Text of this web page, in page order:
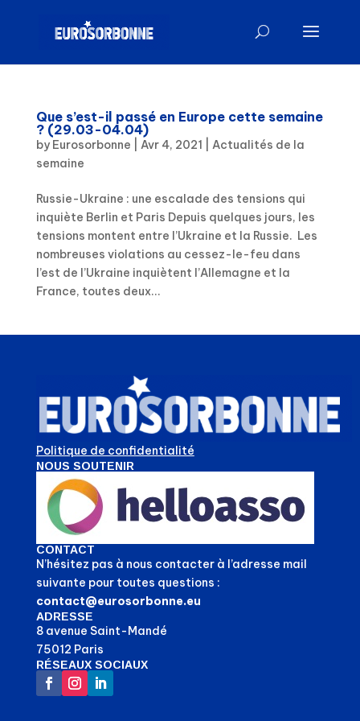
Que s’est-il passé en Europe cette semaine
? (29.03-04.04)
by Eurosorbonne Avr 4, 2021
Actualités de la
semaine
Russie-Ukraine : une escalade des tensions qui
inquiète Berlin et Paris Depuis quelques jours, les
tensions montent entre l’Ukraine et la Russie. Les
nombreuses violations au cessez-le-feu dans
l’est de l’Ukraine inquiètent l’Allemagne et la
France, toutes deux...
Politique de confidentialité
NOUS SOUTENIR
CONTACT
N’hésitez pas à nous contacter à l’adresse mail
suivante pour toutes questions :
contact@eurosorbonne.eu
ADRESSE
8 avenue Saint-Mandé
75012 Paris
RÉSEAUX SOCIAUX